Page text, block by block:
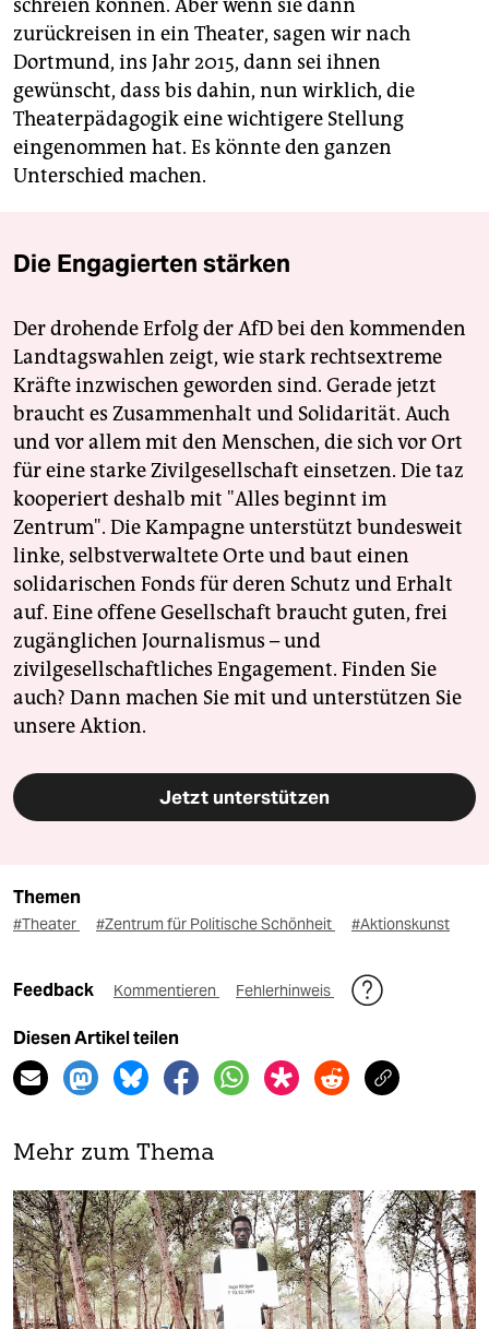
schreien können. Aber wenn sie dann
zurückreisen in ein Theater, sagen wir nach
Dortmund, ins Jahr 2015, dann sei ihnen
gewünscht, dass bis dahin, nun wirklich, die
Theaterpädagogik eine wichtigere Stellung
eingenommen hat. Es könnte den ganzen
Unterschied machen.
Die Engagierten stärken
Der drohende Erfolg der AfD bei den kommenden
Landtagswahlen zeigt, wie stark rechtsextreme
Kräfte inzwischen geworden sind. Gerade jetzt
braucht es Zusammenhalt und Solidarität. Auch
und vor allem mit den Menschen, die sich vor Ort
für eine starke Zivilgesellschaft einsetzen. Die taz
kooperiert deshalb mit "Alles beginnt im
Zentrum". Die Kampagne unterstützt bundesweit
linke, selbstverwaltete Orte und baut einen
solidarischen Fonds für deren Schutz und Erhalt
auf. Eine offene Gesellschaft braucht guten, frei
zugänglichen Journalismus – und
zivilgesellschaftliches Engagement. Finden Sie
auch? Dann machen Sie mit und unterstützen Sie
unsere Aktion.
Jetzt unterstützen
Themen
#Theater #Zentrum für Politische Schönheit #Aktionskunst
Feedback Kommentieren Fehlerhinweis
Diesen Artikel teilen
Mehr zum Thema